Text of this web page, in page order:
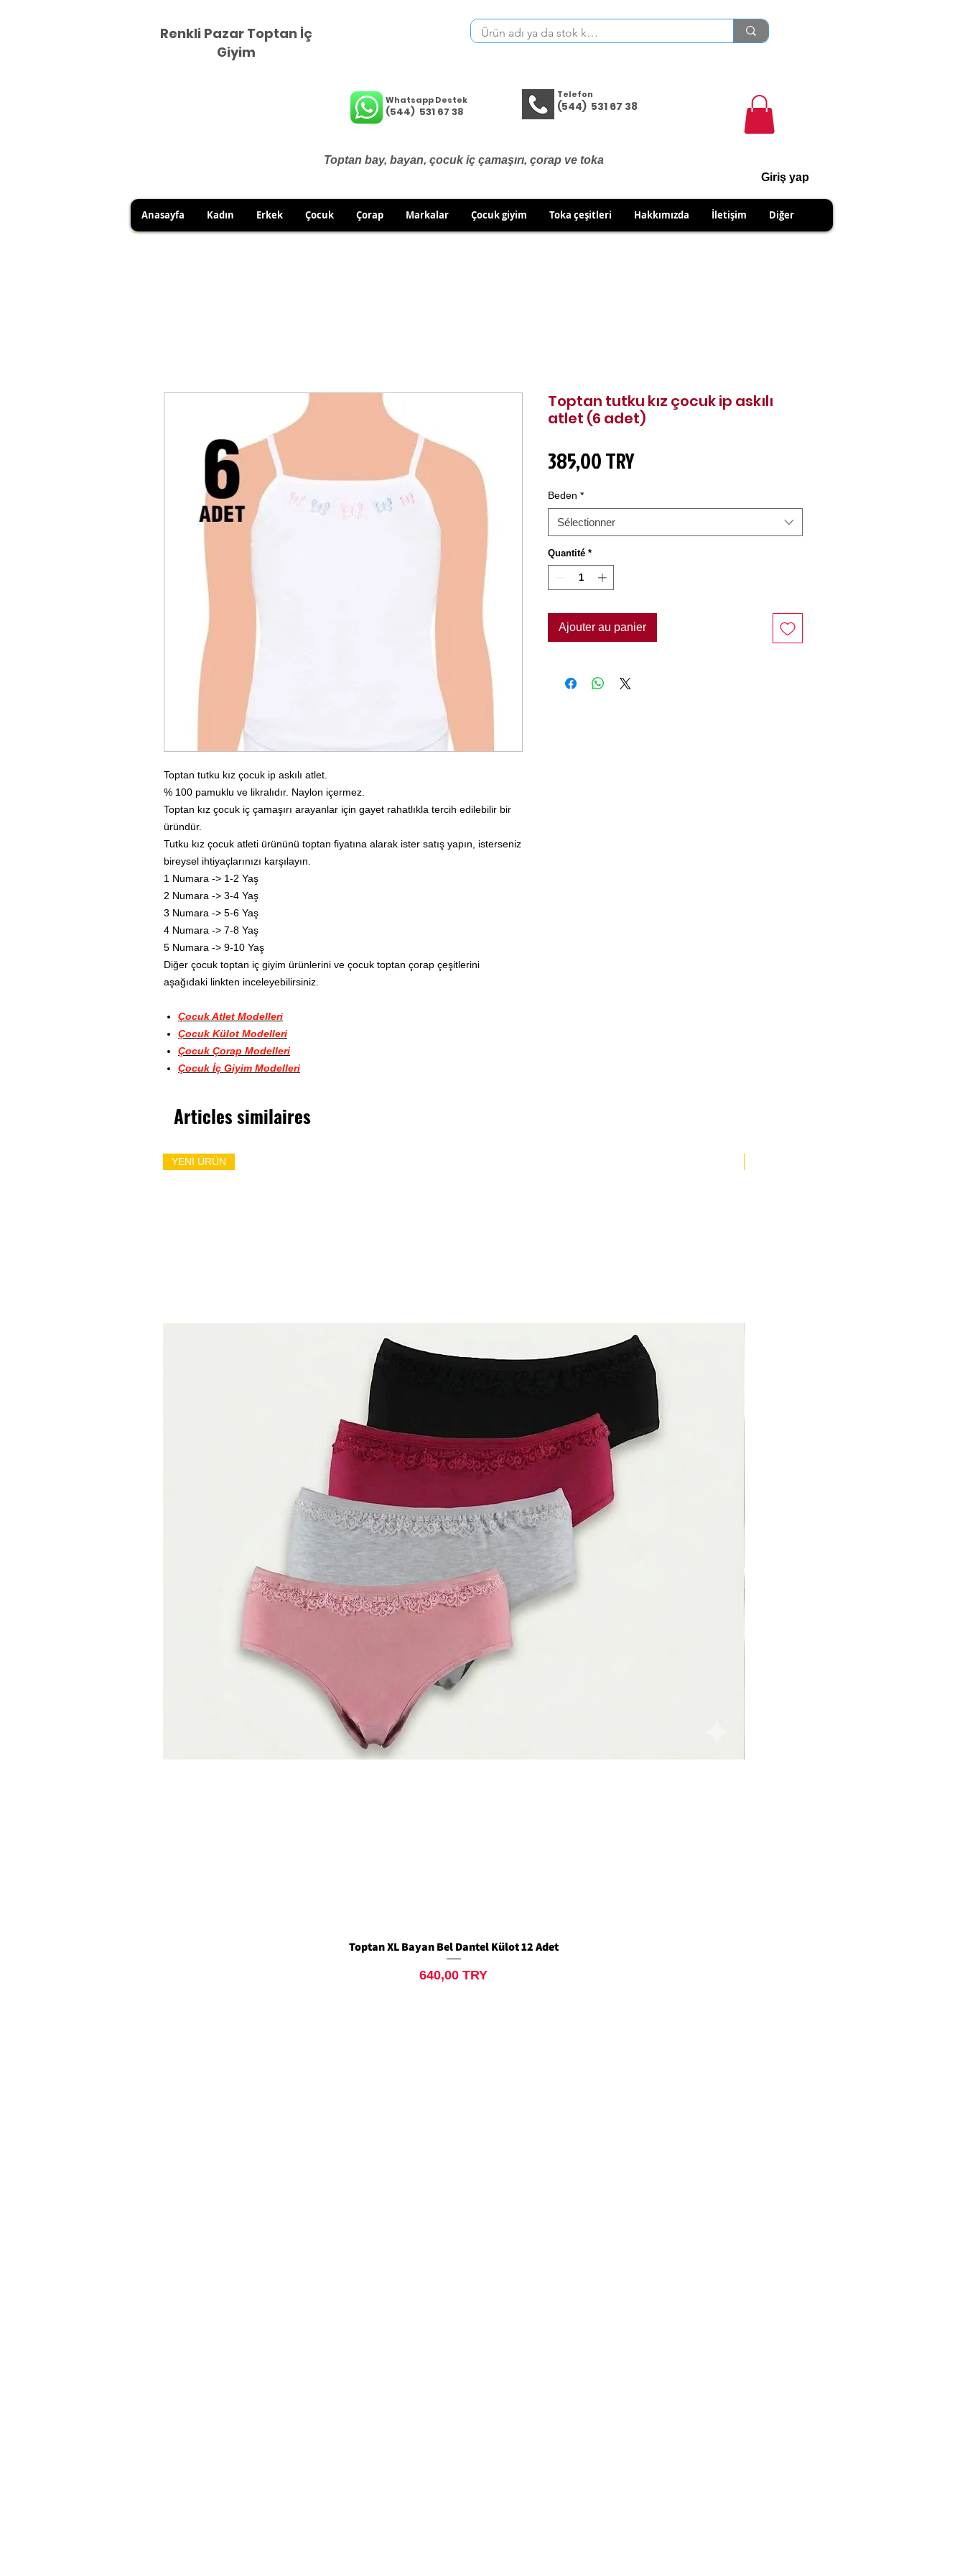
Renkli Pazar Toptan İç
Giyim
Whatsapp Destek
(544) 531 67 38
Telefon
(544) 531 67 38
Toptan bay, bayan, çocuk iç çamaşırı, çorap ve toka
Giriş yap
Anasayfa Kadın Erkek Çocuk Çorap Markalar Çocuk giyim Toka çeşitleri Hakkımızda İletişim Diğer
Toptan tutku kız çocuk ip askılı atlet.
% 100 pamuklu ve likralıdır. Naylon içermez.
Toptan kız çocuk iç çamaşırı arayanlar için gayet rahatlıkla tercih edilebilir bir
üründür.
Tutku kız çocuk atleti ürününü toptan fiyatına alarak ister satış yapın, isterseniz
bireysel ihtiyaçlarınızı karşılayın.
1 Numara -> 1-2 Yaş
2 Numara -> 3-4 Yaş
3 Numara -> 5-6 Yaş
4 Numara -> 7-8 Yaş
5 Numara -> 9-10 Yaş
Diğer çocuk toptan iç giyim ürünlerini ve çocuk toptan çorap çeşitlerini
aşağıdaki linkten inceleyebilirsiniz.
Çocuk Atlet Modelleri
Çocuk Külot Modelleri
Çocuk Çorap Modelleri
Çocuk İç Giyim Modelleri
Toptan tutku kız çocuk ip askılı
atlet (6 adet)
385,00 TRYPrix
Beden *
Sélectionner
Quantité *
Ajouter au panier
Articles similaires
Aperçu rapide
YENİ ÜRÜN
Toptan XL Bayan Bel Dantel Külot 12 Adet
Prix
640,00 TRY